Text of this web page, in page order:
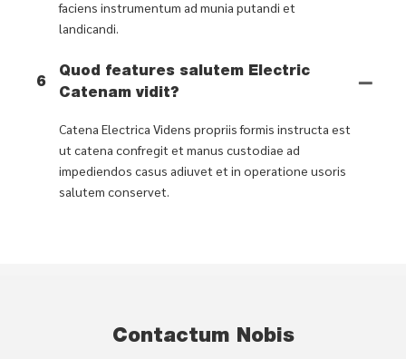
faciens instrumentum ad munia putandi et
landicandi.
6
Quod features salutem Electric
Catenam vidit?
Catena Electrica Videns propriis formis instructa est
ut catena confregit et manus custodiae ad
impediendos casus adiuvet et in operatione usoris
salutem conservet.
Contactum Nobis